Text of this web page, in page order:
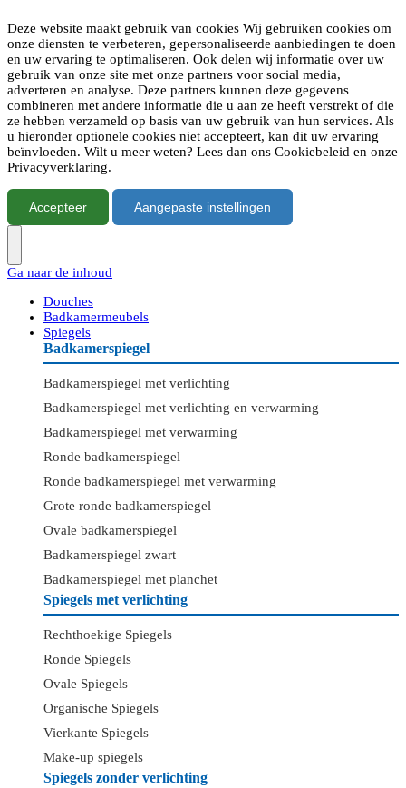
Deze website maakt gebruik van cookies Wij gebruiken cookies om
onze diensten te verbeteren, gepersonaliseerde aanbiedingen te doen
en uw ervaring te optimaliseren. Ook delen wij informatie over uw
gebruik van onze site met onze partners voor social media,
adverteren en analyse. Deze partners kunnen deze gegevens
combineren met andere informatie die u aan ze heeft verstrekt of die
ze hebben verzameld op basis van uw gebruik van hun services. Als
u hieronder optionele cookies niet accepteert, kan dit uw ervaring
beïnvloeden. Wilt u meer weten? Lees dan ons Cookiebeleid en onze
Privacyverklaring.
Accepteer Aangepaste instellingen
Ga naar de inhoud
Douches
Badkamermeubels
Spiegels
Badkamerspiegel
Badkamerspiegel met verlichting
Badkamerspiegel met verlichting en verwarming
Badkamerspiegel met verwarming
Ronde badkamerspiegel
Ronde badkamerspiegel met verwarming
Grote ronde badkamerspiegel
Ovale badkamerspiegel
Badkamerspiegel zwart
Badkamerspiegel met planchet
Spiegels met verlichting
Rechthoekige Spiegels
Ronde Spiegels
Ovale Spiegels
Organische Spiegels
Vierkante Spiegels
Make-up spiegels
Spiegels zonder verlichting